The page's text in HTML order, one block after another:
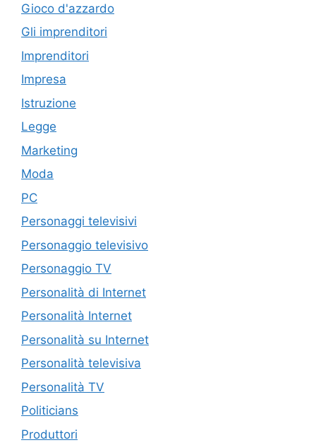
Gioco d'azzardo
Gli imprenditori
Imprenditori
Impresa
Istruzione
Legge
Marketing
Moda
PC
Personaggi televisivi
Personaggio televisivo
Personaggio TV
Personalità di Internet
Personalità Internet
Personalità su Internet
Personalità televisiva
Personalità TV
Politicians
Produttori